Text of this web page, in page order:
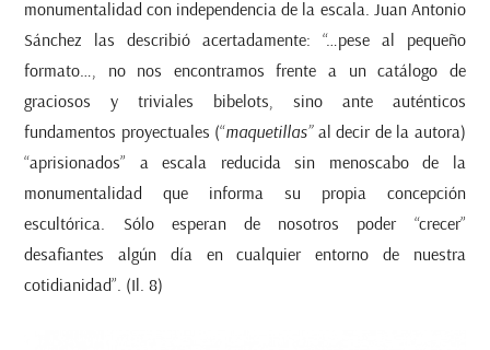
monumentalidad con independencia de la escala. Juan Antonio
Sánchez las describió acertadamente: “…pese al pequeño
formato…, no nos encontramos frente a un catálogo de
graciosos y triviales bibelots, sino ante auténticos
fundamentos proyectuales (“maquetillas”al decir de la autora)
“aprisionados” a escala reducida sin menoscabo de la
monumentalidad que informa su propia concepción
escultórica. Sólo esperan de nosotros poder “crecer”
desafiantes algún día en cualquier entorno de nuestra
cotidianidad”. (Il. 8)